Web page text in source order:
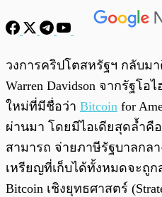
พร้อมเล่น
วงการคริปโตสหรัฐฯ กลับม
Warren Davidson จากรัฐโ
ใหม่ที่มีชื่อว่า Bitcoin for
ผ่านมา โดยมีไอเดียสุดล้ำคื
สามารถ จ่ายภาษีรัฐบาลกล
เหรียญที่เก็บได้ทั้งหมดจะถูก
Bitcoin เชิงยุทธศาสตร์